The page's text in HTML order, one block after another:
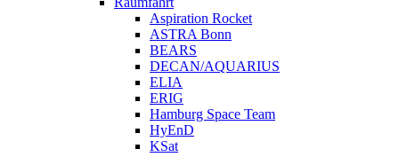
Aspiration Rocket
ASTRA Bonn
BEARS
DECAN/AQUARIUS
ELIA
ERIG
Hamburg Space Team
HyEnD
KSat